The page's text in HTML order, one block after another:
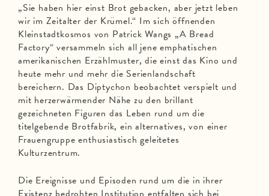
„Sie haben hier einst Brot gebacken, aber jetzt leben
wir im Zeitalter der Krümel.“ Im sich öffnenden
Kleinstadtkosmos von Patrick Wangs „A Bread
Factory“ versammeln sich all jene emphatischen
amerikanischen Erzählmuster, die einst das Kino und
heute mehr und mehr die Serienlandschaft
bereichern. Das Diptychon beobachtet verspielt und
mit herzerwärmender Nähe zu den brillant
gezeichneten Figuren das Leben rund um die
titelgebende Brotfabrik, ein alternatives, von einer
Frauengruppe enthusiastisch geleitetes
Kulturzentrum.
Die Ereignisse und Episoden rund um die in ihrer